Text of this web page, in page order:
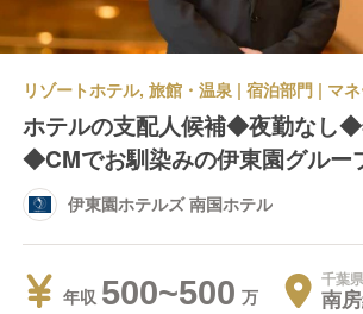
ホテルの支配人候補◆夜勤なし
◆CMでお馴染みの伊東園グルー
伊東園ホテルズ 南国ホテル
年収 500~500 千葉県
南